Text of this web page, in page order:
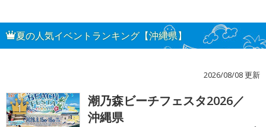
夏の人気イベントランキング【沖縄県】
2026/08/08 更新
1
潮乃森ビーチフェスタ2026／
沖縄県